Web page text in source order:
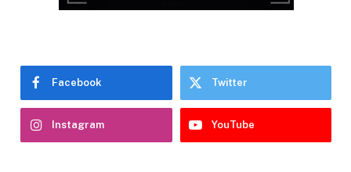
Facebook Twitter
Instagram YouTube